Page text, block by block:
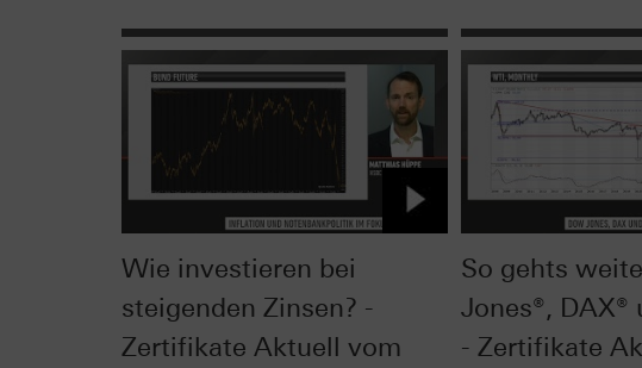
Wie investieren bei
steigenden Zinsen? -
Zertifikate Aktuell vom
So gehts
Jones®, DAX®
- Zertifikate